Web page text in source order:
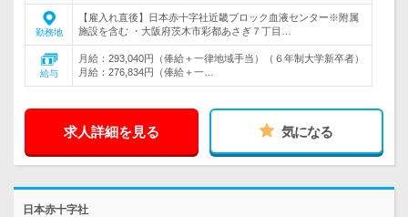
勤務地
【雇入れ直後】日本赤十字社近畿ブロック血液センター※附属
施設を含む ・大阪府茨木市彩都あさぎ７丁目…
給与
月給：293,040円（俸給＋一律地域手当）（６年制大学新卒者）
月給：276,834円（俸給＋一…
求人詳細を見る 気になる
日本赤十字社